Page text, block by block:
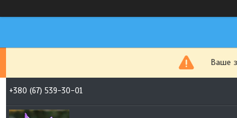
Ваше
+380 (67) 539-30-01